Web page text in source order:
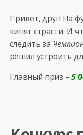
Привет, друг! На
кипят страсти. И
следить за
решил устроить
Главный приз – 5